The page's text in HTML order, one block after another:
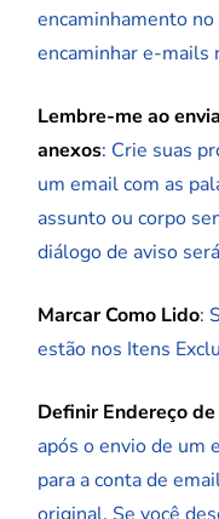
encaminhamento
encaminhar e-mails
Lembre-me ao
anexos: Crie suas
um email com as
assunto ou corpo
diálogo de aviso
Marcar Como Lido:
estão nos Itens
Definir Endereço
após o envio de um
para a conta de